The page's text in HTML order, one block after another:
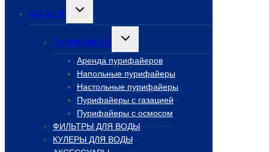
КАТАЛОГ
Переключить
меню
ПУРИФАЙЕРЫ
Переключить
меню
Аренда пурифайеров
Напольные пурифайеры
Настольные пурифайеры
Пурифайеры с газацией
Пурифайеры с осмосом
ФИЛЬТРЫ ДЛЯ ВОДЫ
КУЛЕРЫ ДЛЯ ВОДЫ